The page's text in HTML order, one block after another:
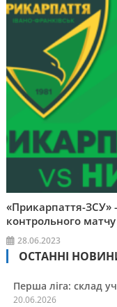
«Прикарпаття-ЗСУ»
контрольного матчу
28.06.2023
ОСТАННІ
Перша ліга: склад
20.06.2026